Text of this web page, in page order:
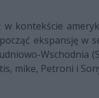
kontekście
ekspansję w
Wschodnia
mike, Petroni i